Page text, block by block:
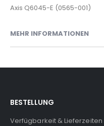
Axis Q6045-E (0565-001)
MEHR INFORMATIONEN
BESTELLUNG
Verfügbarkeit & Lieferzeiten